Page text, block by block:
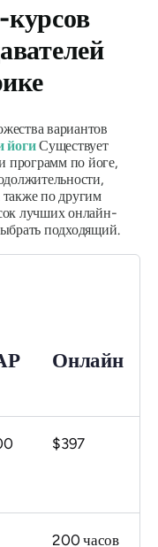
вариантов
йогиСуществует
программ по йоге,
по другим
лучших онлайн-
подходящий.
Онлайн
$397
200 часов